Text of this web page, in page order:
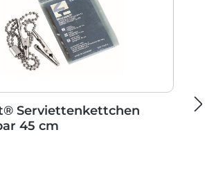
Serviettenkettchen
45 cm